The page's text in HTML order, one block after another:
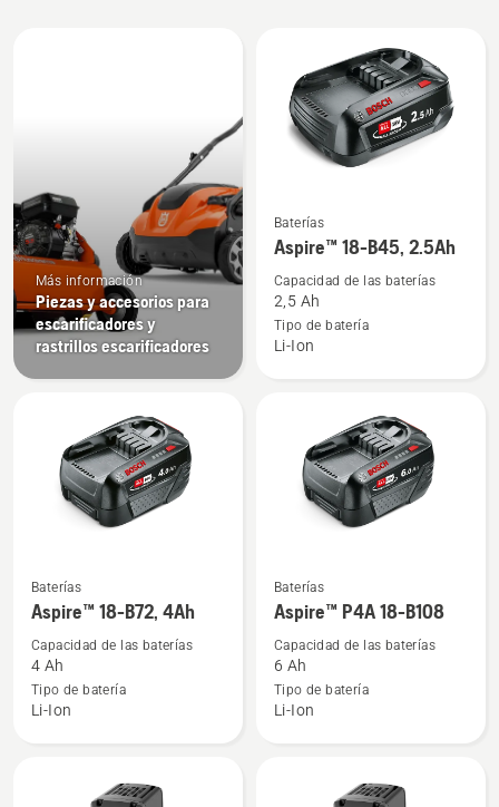
Más información
Piezas y accesorios para
escarificadores y
rastrillos escarificadores
Ver
más
sobre
Aspire™
18-
Baterías
Aspire™ 18-B45, 2.5Ah
Capacidad de las baterías
2,5 Ah
Tipo de batería
Li-Ion
Ver
más
sobre
Aspire™
18-
Baterías
Aspire™ 18-B72, 4Ah
Capacidad de las baterías
4 Ah
Tipo de batería
Li-Ion
Ver
más
sobre
Aspire™
P4A
Baterías
Aspire™ P4A 18-B108
Capacidad de las baterías
6 Ah
Tipo de batería
Li-Ion